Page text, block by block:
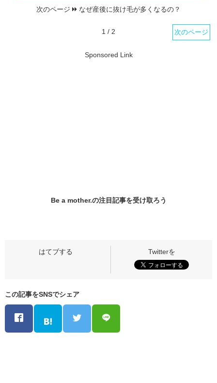
次のページ なぜ産後に抜け毛が多くなるの？
1 / 2 次のページ
Sponsored Link
Be a mother.の注目記事を受け取ろう
この記事をSNSでシェア